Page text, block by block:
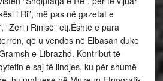
i Ri”, më pas në gazetat e
“Zëri i Rinisë” etj.Është e para
që u vendos në Elbasan duke
e Librazhd. Kontribut të
e saj të lindjes, ku për shumë